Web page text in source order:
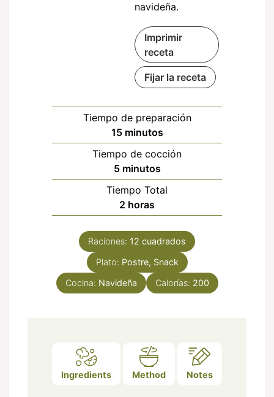
navideña.
Imprimir
receta
Fijar la receta
Tiempo de preparación
15minutos
minutos
Tiempo de cocción
5minutos
minutos
Tiempo Total
2 horas
horas
Raciones: 12 cuadrados
Plato: Postre, Snack
Cocina: Navideña Calorías: 200
Ingredients Method Notes